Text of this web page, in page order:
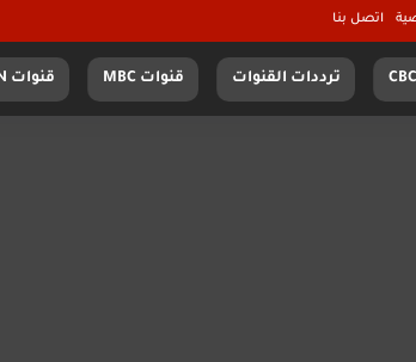
اتصل بنا
ترددات القنوات قنوات MBC قنوات ON